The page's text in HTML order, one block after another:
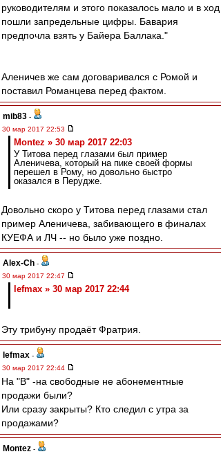
руководителям и этого показалось мало и в ход
пошли запредельные цифры. Бавария
предпочла взять у Байера Баллака."
Аленичев же сам договаривался с Ромой и
поставил Романцева перед фактом.
mib83 -
30 мар 2017 22:53
Montez » 30 мар 2017 22:03
У Титова перед глазами был пример
Аленичева, который на пике своей формы
перешел в Рому, но довольно быстро
оказался в Перудже.
Довольно скоро у Титова перед глазами стал
пример Аленичева, забивающего в финалах
КУЕФА и ЛЧ -- но было уже поздно.
Alex-Ch -
30 мар 2017 22:47
lefmax » 30 мар 2017 22:44
Эту трибуну продаёт Фратрия.
lefmax -
30 мар 2017 22:44
На "В" -на свободные не абонементные
продажи были?
Или сразу закрыты? Кто следил с утра за
продажами?
Montez -